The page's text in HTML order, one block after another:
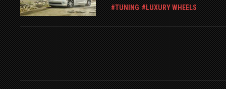
TUNING
LUXURY WHEELS